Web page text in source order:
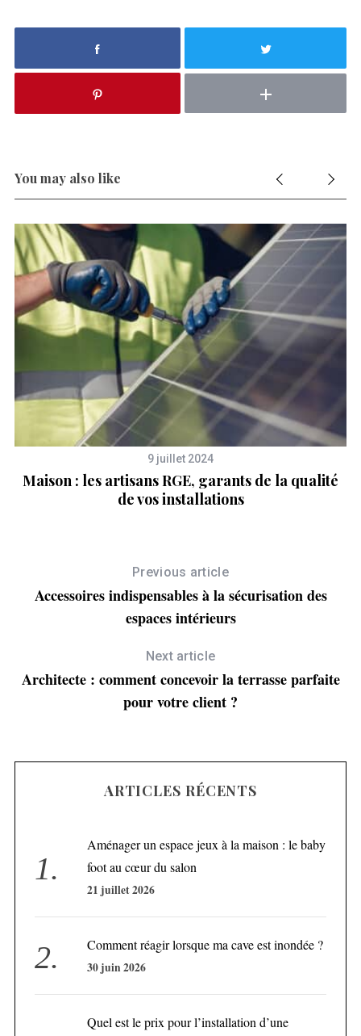
You may also like
9 juillet 2024
Maison : les artisans RGE, garants de la qualité
de vos installations
Previous article
Accessoires indispensables à la sécurisation des
espaces intérieurs
Next article
Architecte : comment concevoir la terrasse parfaite
pour votre client ?
ARTICLES RÉCENTS
Aménager un espace jeux à la maison : le baby
foot au cœur du salon
21 juillet 2026
Comment réagir lorsque ma cave est inondée ?
30 juin 2026
Quel est le prix pour l’installation d’une